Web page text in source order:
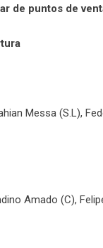
de puntos de
Messa (S.L),
Amado (C),